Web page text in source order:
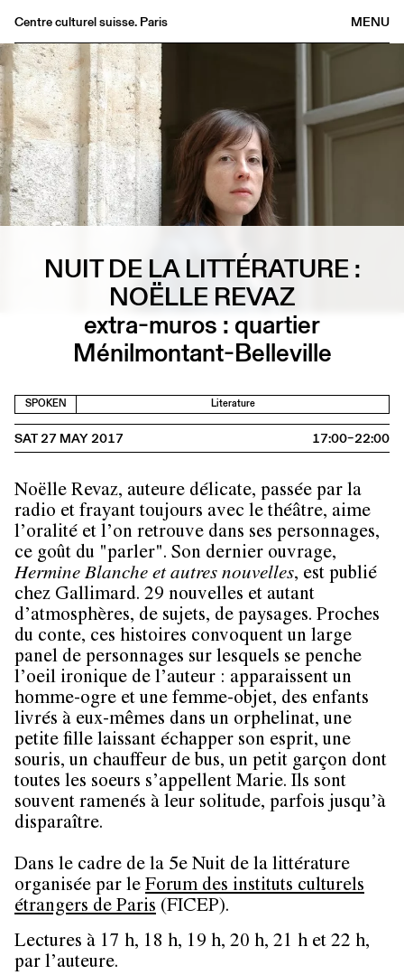
MENU
Centre culturel suisse. Paris
Agenda
Bookshop
Buvette
Archives
Medias
Publications
About
EN
NUIT DE LA LITTÉRATURE :
NOËLLE REVAZ
extra-muros : quartier
Ménilmontant-Belleville
SPOKEN Literature
SAT 27 MAY 2017 17:00–22:00
Noëlle Revaz, auteure délicate, passée par la
radio et frayant toujours avec le théâtre, aime
l’oralité et l’on retrouve dans ses personnages,
ce goût du "parler". Son dernier ouvrage,
Hermine Blanche et autres nouvelles, est publié
chez Gallimard. 29 nouvelles et autant
d’atmosphères, de sujets, de paysages. Proches
du conte, ces histoires convoquent un large
panel de personnages sur lesquels se penche
l’oeil ironique de l’auteur : apparaissent un
homme-ogre et une femme-objet, des enfants
livrés à eux-mêmes dans un orphelinat, une
petite fille laissant échapper son esprit, une
souris, un chauffeur de bus, un petit garçon dont
toutes les soeurs s’appellent Marie. Ils sont
souvent ramenés à leur solitude, parfois jusqu’à
disparaître.
Dans le cadre de la 5e Nuit de la littérature
organisée par le Forum des instituts culturels
étrangers de Paris (FICEP).
Lectures à 17 h, 18 h, 19 h, 20 h, 21 h et 22 h,
par l’auteure.